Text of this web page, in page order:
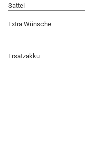
Sattel
Extra Wünsche
Ersatzakku